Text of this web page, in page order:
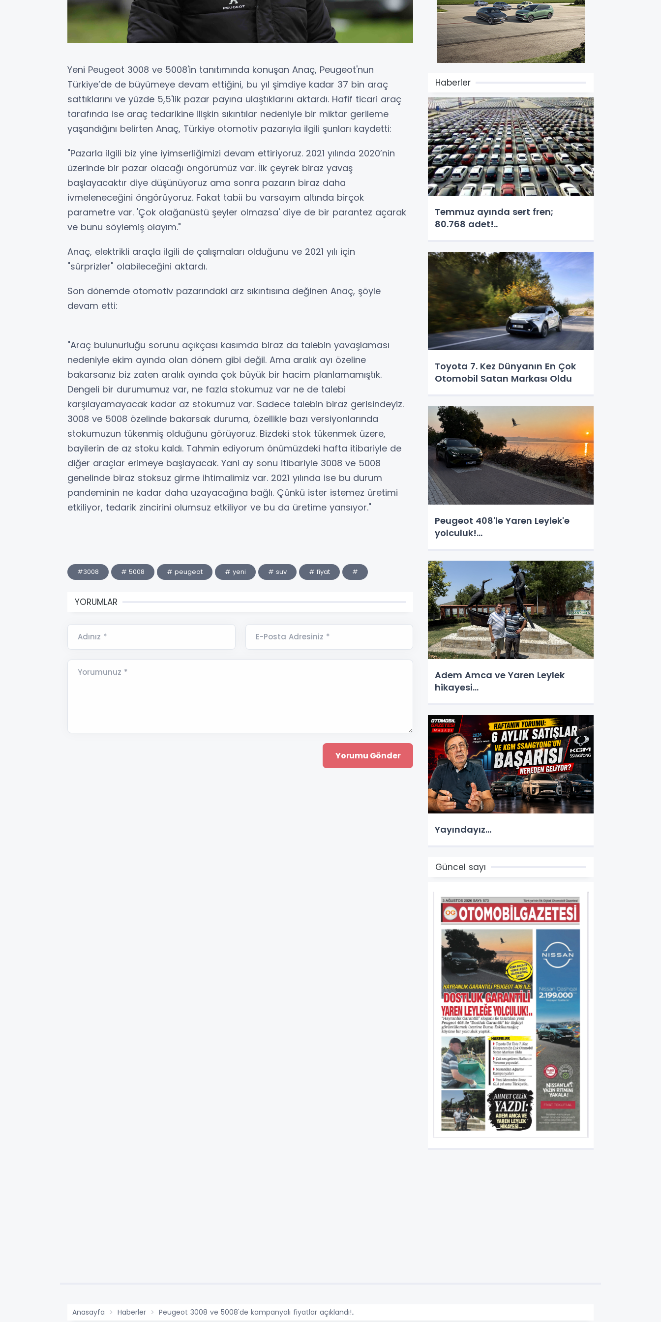
Yeni Peugeot 3008 ve 5008'in tanıtımında konuşan Anaç, Peugeot'nun
Türkiye’de de büyümeye devam ettiğini, bu yıl şimdiye kadar 37 bin araç
sattıklarını ve yüzde 5,5'lik pazar payına ulaştıklarını aktardı. Hafif ticari araç
tarafında ise araç tedarikine ilişkin sıkıntılar nedeniyle bir miktar gerileme
yaşandığını belirten Anaç, Türkiye otomotiv pazarıyla ilgili şunları kaydetti:
"Pazarla ilgili biz yine iyimserliğimizi devam ettiriyoruz. 2021 yılında 2020’nin
üzerinde bir pazar olacağı öngörümüz var. İlk çeyrek biraz yavaş
başlayacaktır diye düşünüyoruz ama sonra pazarın biraz daha
ivmeleneceğini öngörüyoruz. Fakat tabii bu varsayım altında birçok
parametre var. 'Çok olağanüstü şeyler olmazsa' diye de bir parantez açarak
ve bunu söylemiş olayım."
Anaç, elektrikli araçla ilgili de çalışmaları olduğunu ve 2021 yılı için
"sürprizler" olabileceğini aktardı.
Son dönemde otomotiv pazarındaki arz sıkıntısına değinen Anaç, şöyle
devam etti:
"Araç bulunurluğu sorunu açıkçası kasımda biraz da talebin yavaşlaması
nedeniyle ekim ayında olan dönem gibi değil. Ama aralık ayı özeline
bakarsanız biz zaten aralık ayında çok büyük bir hacim planlamamıştık.
Dengeli bir durumumuz var, ne fazla stokumuz var ne de talebi
karşılayamayacak kadar az stokumuz var. Sadece talebin biraz gerisindeyiz.
3008 ve 5008 özelinde bakarsak duruma, özellikle bazı versiyonlarında
stokumuzun tükenmiş olduğunu görüyoruz. Bizdeki stok tükenmek üzere,
bayilerin de az stoku kaldı. Tahmin ediyorum önümüzdeki hafta itibariyle de
diğer araçlar erimeye başlayacak. Yani ay sonu itibariyle 3008 ve 5008
genelinde biraz stoksuz girme ihtimalimiz var. 2021 yılında ise bu durum
pandeminin ne kadar daha uzayacağına bağlı. Çünkü ister istemez üretimi
etkiliyor, tedarik zincirini olumsuz etkiliyor ve bu da üretime yansıyor."
#3008 # 5008 # peugeot # yeni # suv # fiyat #
YORUMLAR
Adınız * E-Posta Adresiniz *
Yorumunuz *
Haberler
Temmuz ayında sert fren;
80.768 adet!..
Toyota 7. Kez Dünyanın En Çok
Otomobil Satan Markası Oldu
Peugeot 408'le Yaren Leylek'e
yolculuk!...
Adem Amca ve Yaren Leylek
hikayesi...
Yayındayız...
Güncel sayı
Anasayfa Haberler Peugeot 3008 ve 5008'de kampanyalı fiyatlar açıklandı!..